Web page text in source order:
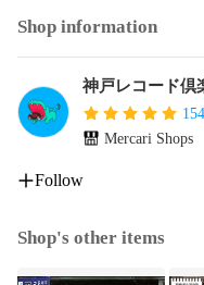
Shop information
神戸レコード倶
Mercari Shops
Follow
Shop's other items